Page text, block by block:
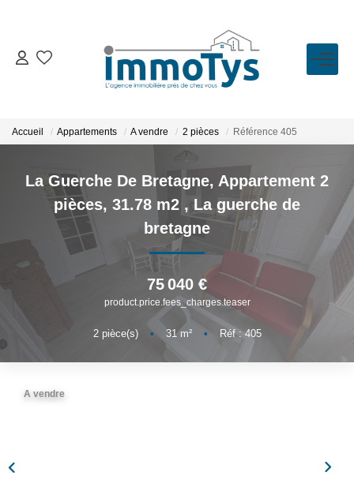
VENTE
LOCATION
ESTIMATION
BIENS VENDUS
L'AGENCE
Présentation
L'équipe
Accueil Appartements A vendre 2 pièces Référence 405
La Guerche De Bretagne, Appartement 2
pièces, 31.78 m2 , La guerche de
bretagne
75 040 €
product.price.fees_charges.teaser
2pièce(s) • 31m² • Réf : 405
A vendre